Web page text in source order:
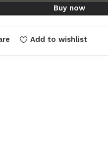
Buy now
Add to wishlist